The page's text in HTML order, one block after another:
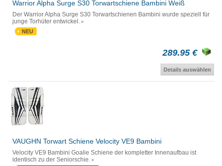
Warrior Alpha Surge S30 Torwartschiene Bambini Weiß
Der Warrior Alpha Surge S30 Torwartschienen Bambini wurde speziell für
junge Torhüter entwickel.
NEU
289.95 €
Details auswählen
VAUGHN Torwart Schiene Velocity VE9 Bambini
Velocity VE9 Bambini Goalie Schiene der kompletter Innenaufbau ist
identisch zu der Seniorschie.